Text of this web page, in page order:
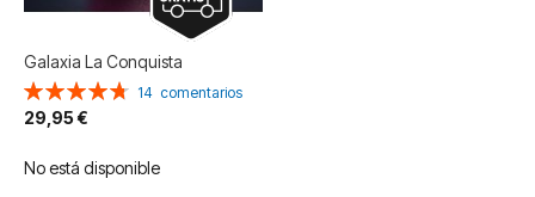
Galaxia La Conquista
Valoración:
96%
14 comentarios
29,95 €
No está disponible